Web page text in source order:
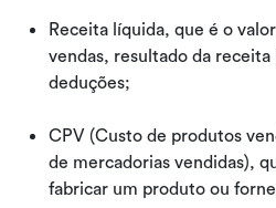
Receita líquida, que é o
vendas, resultado da receita
deduções;
CPV (Custo de produtos
de mercadorias vendidas),
fabricar um produto ou